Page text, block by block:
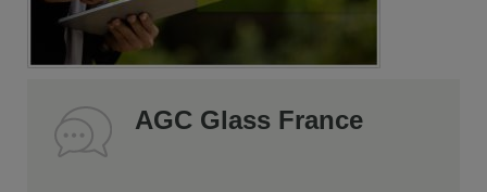
AGC Glass France